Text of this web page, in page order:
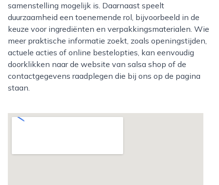
samenstelling mogelijk is. Daarnaast speelt
duurzaamheid een toenemende rol, bijvoorbeeld in de
keuze voor ingrediënten en verpakkingsmaterialen. Wie
meer praktische informatie zoekt, zoals openingstijden,
actuele acties of online bestelopties, kan eenvoudig
doorklikken naar de website van salsa shop of de
contactgegevens raadplegen die bij ons op de pagina
staan.